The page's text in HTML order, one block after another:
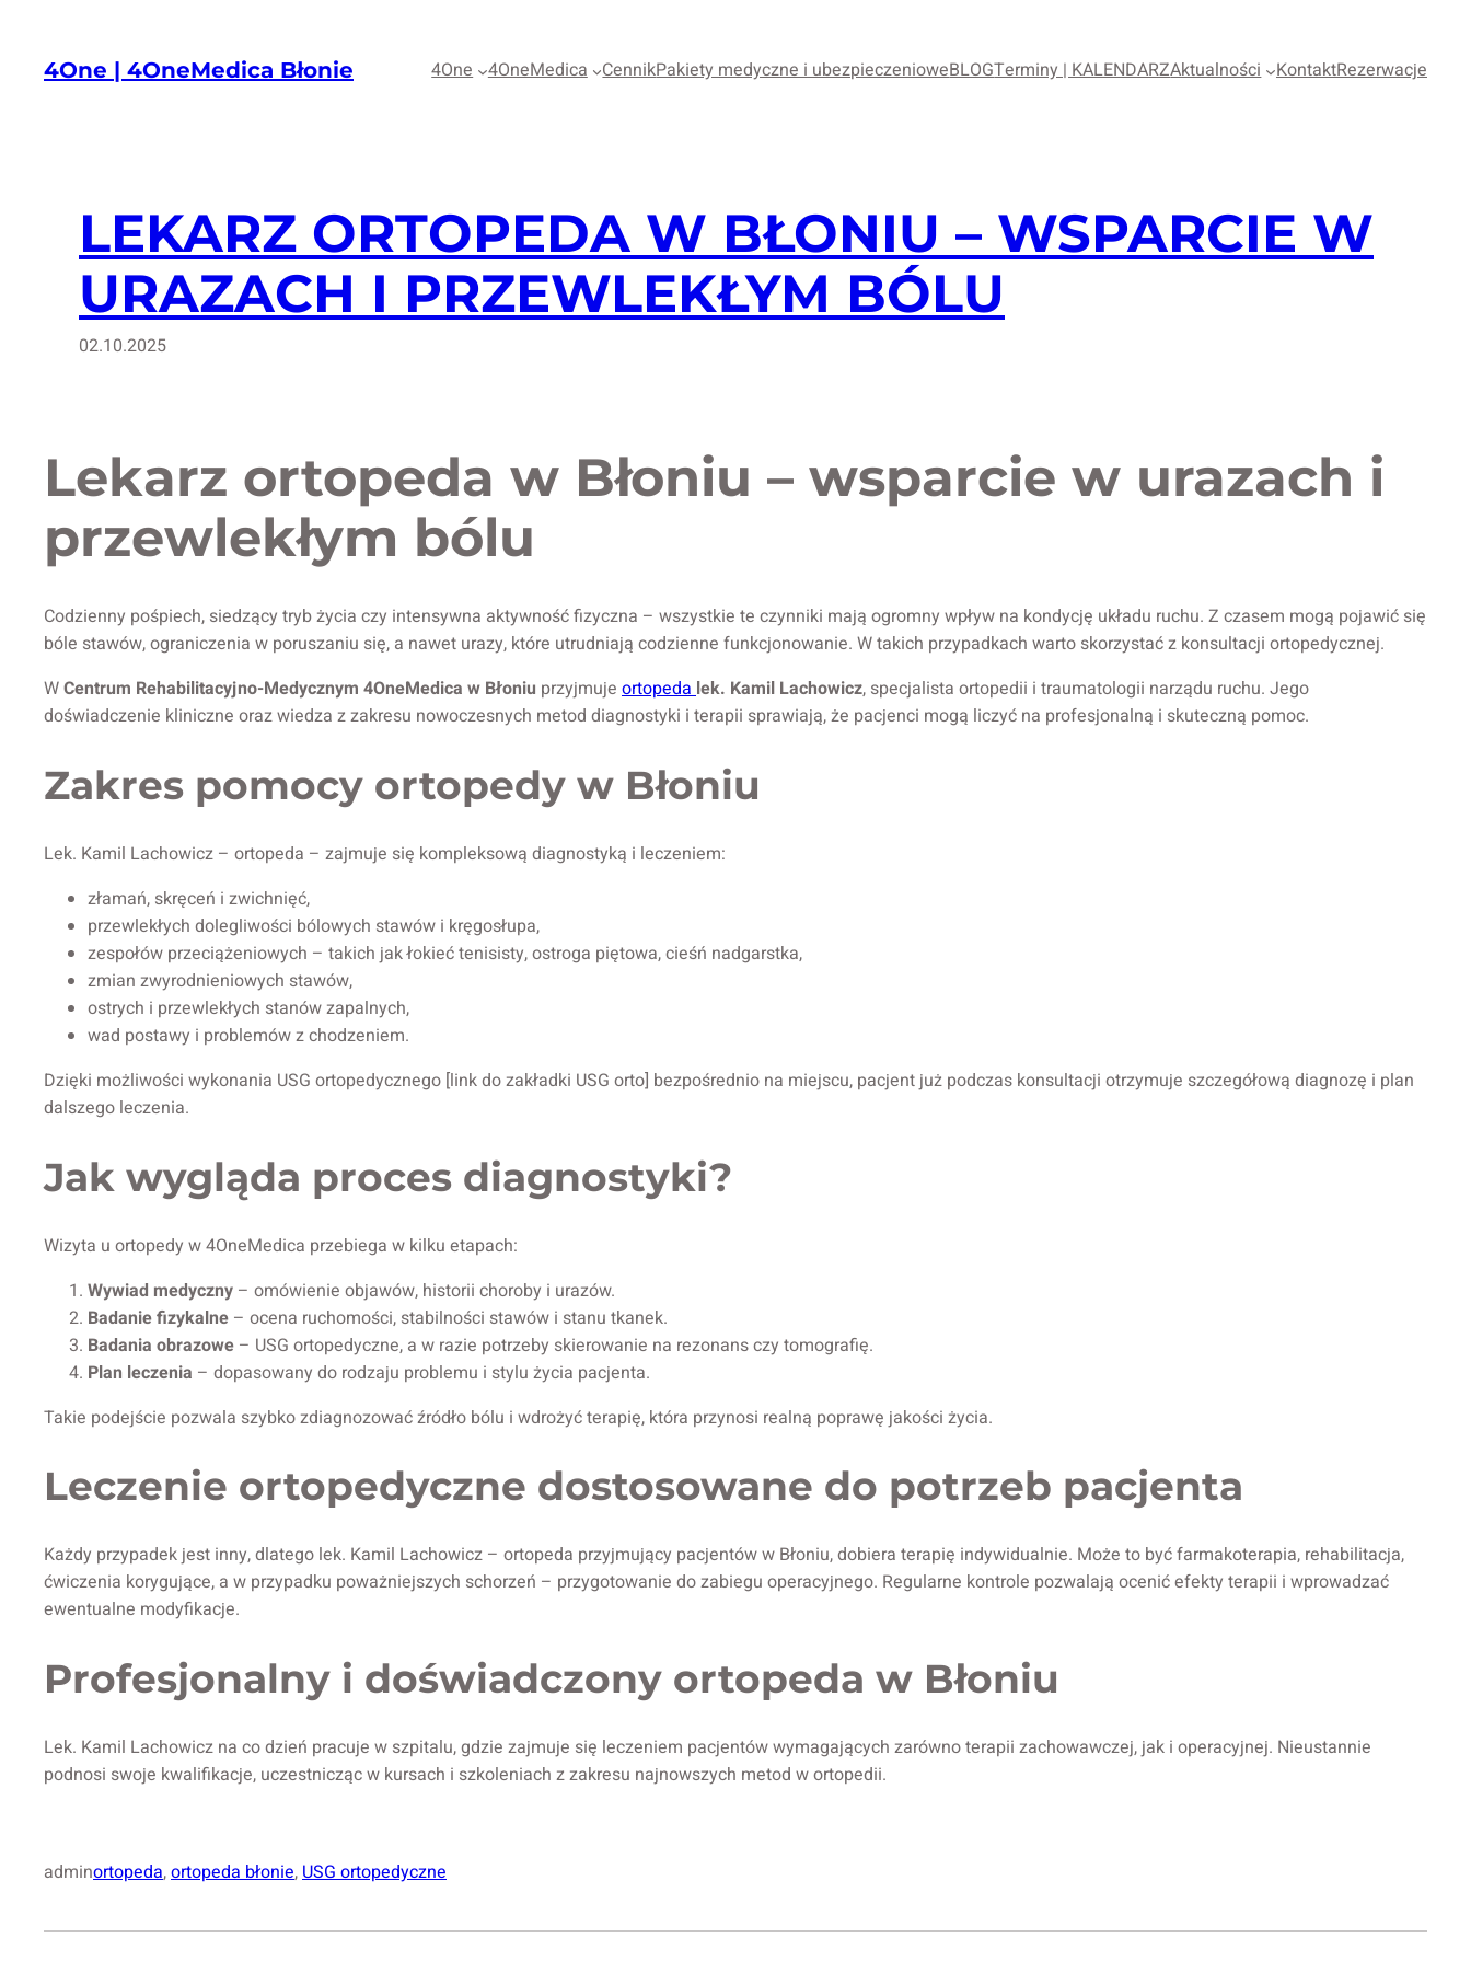
treści4One | 4OneMedica Błonie 4One 4OneMedica CennikPakiety medyczne i ubezpieczenioweBLOGTerminy | KALENDARZAktualności KontaktRezerwacje
LEKARZ ORTOPEDA W BŁONIU – WSPARCIE W
URAZACH I PRZEWLEKŁYM BÓLU
02.10.2025
Lekarz ortopeda w Błoniu – wsparcie w urazach i
przewlekłym bólu
Codzienny pośpiech, siedzący tryb życia czy intensywna aktywność fizyczna – wszystkie te czynniki mają ogromny wpływ na kondycję układu ruchu. Z czasem mogą pojawić się
bóle stawów, ograniczenia w poruszaniu się, a nawet urazy, które utrudniają codzienne funkcjonowanie. W takich przypadkach warto skorzystać z konsultacji ortopedycznej.
WCentrum Rehabilitacyjno-Medycznym 4OneMedica w Błoniu przyjmuje ortopedalek. Kamil Lachowicz, specjalista ortopedii i traumatologii narządu ruchu. Jego
doświadczenie kliniczne oraz wiedza z zakresu nowoczesnych metod diagnostyki i terapii sprawiają, że pacjenci mogą liczyć na profesjonalną i skuteczną pomoc.
Zakres pomocy ortopedy w Błoniu
Lek. Kamil Lachowicz – ortopeda – zajmuje się kompleksową diagnostyką i leczeniem:
złamań, skręceń i zwichnięć,
przewlekłych dolegliwości bólowych stawów i kręgosłupa,
zespołów przeciążeniowych – takich jak łokieć tenisisty, ostroga piętowa, cieśń nadgarstka,
zmian zwyrodnieniowych stawów,
ostrych i przewlekłych stanów zapalnych,
wad postawy i problemów z chodzeniem.
Dzięki możliwości wykonania USG ortopedycznego [link do zakładki USG orto] bezpośrednio na miejscu, pacjent już podczas konsultacji otrzymuje szczegółową diagnozę i plan
dalszego leczenia.
Jak wygląda proces diagnostyki?
Wizyta u ortopedy w 4OneMedica przebiega w kilku etapach:
Wywiad medyczny – omówienie objawów, historii choroby i urazów.
Badanie fizykalne – ocena ruchomości, stabilności stawów i stanu tkanek.
Badania obrazowe – USG ortopedyczne, a w razie potrzeby skierowanie na rezonans czy tomografię.
Plan leczenia – dopasowany do rodzaju problemu i stylu życia pacjenta.
Takie podejście pozwala szybko zdiagnozować źródło bólu i wdrożyć terapię, która przynosi realną poprawę jakości życia.
Leczenie ortopedyczne dostosowane do potrzeb pacjenta
Każdy przypadek jest inny, dlatego lek. Kamil Lachowicz – ortopeda przyjmujący pacjentów w Błoniu, dobiera terapię indywidualnie. Może to być farmakoterapia, rehabilitacja,
ćwiczenia korygujące, a w przypadku poważniejszych schorzeń – przygotowanie do zabiegu operacyjnego. Regularne kontrole pozwalają ocenić efekty terapii i wprowadzać
ewentualne modyfikacje.
Profesjonalny i doświadczony ortopeda w Błoniu
Lek. Kamil Lachowicz na co dzień pracuje w szpitalu, gdzie zajmuje się leczeniem pacjentów wymagających zarówno terapii zachowawczej, jak i operacyjnej. Nieustannie
podnosi swoje kwalifikacje, uczestnicząc w kursach i szkoleniach z zakresu najnowszych metod w ortopedii.
adminortopeda, ortopeda błonie, USG ortopedyczne